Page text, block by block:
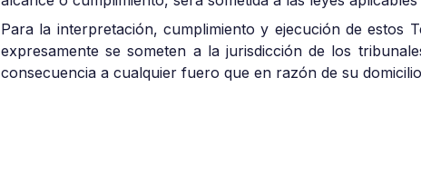
Para la interpretación, cumplimiento y ejecución de estos
expresamente se someten a la jurisdicción de los
consecuencia a cualquier fuero que en razón de su